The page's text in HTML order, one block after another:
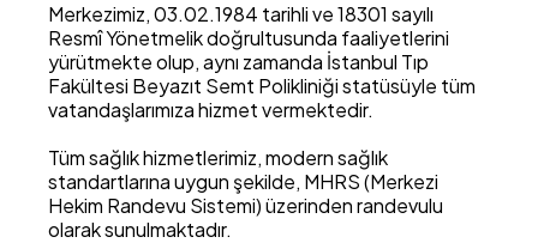
Merkezimiz, 03.02.1984 tarihli ve 18301 sayılı
Resmî Yönetmelik doğrultusunda faaliyetlerini
yürütmekte olup, aynı zamanda İstanbul Tıp
Fakültesi Beyazıt Semt Polikliniği statüsüyle tüm
vatandaşlarımıza hizmet vermektedir.
Tüm sağlık hizmetlerimiz, modern sağlık
standartlarına uygun şekilde, MHRS (Merkezi
Hekim Randevu Sistemi) üzerinden randevulu
olarak sunulmaktadır.